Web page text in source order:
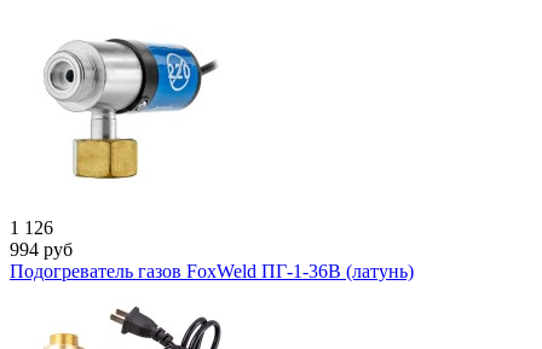
1 126
994 руб
Подогреватель газов FoxWeld ПГ-1-36В (латунь)